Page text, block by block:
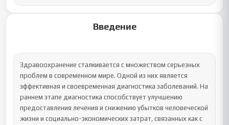
Введение
Здравоохранение сталкивается с множеством серьезных
проблем в современном мире. Одной из них является
эффективная и своевременная диагностика заболеваний. На
раннем этапе диагностика способствует улучшению
предоставления лечения и снижению убытков человеческой
жизни и социально-экономических затрат, связанных как с